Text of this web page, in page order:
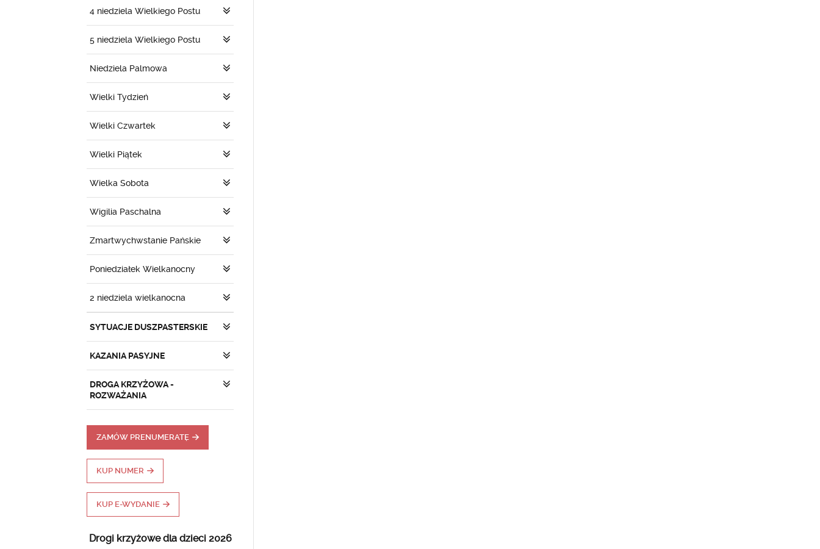
4 niedziela Wielkiego Postu
5 niedziela Wielkiego Postu
Niedziela Palmowa
Wielki Tydzień
Wielki Czwartek
Wielki Piątek
Wielka Sobota
Wigilia Paschalna
Zmartwychwstanie Pańskie
Poniedziałek Wielkanocny
2 niedziela wielkanocna
SYTUACJE DUSZPASTERSKIE
KAZANIA PASYJNE
DROGA KRZYŻOWA -
ROZWAŻANIA
ZAMÓW PRENUMERATĘ
KUP NUMER
KUP E-WYDANIE
Drogi krzyżowe dla dzieci 2026